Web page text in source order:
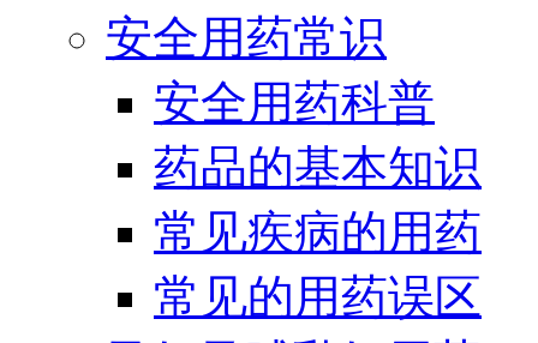
安全用药常识
安全用药科普
药品的基本知识
常见疾病的用药
常见的用药误区